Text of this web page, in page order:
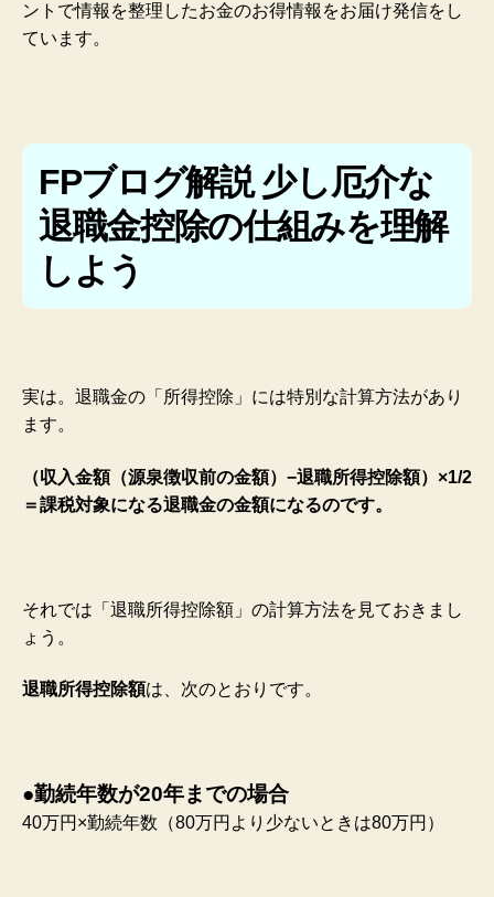
ントで情報を整理したお金のお得情報をお届け発信をし
ています。
FPブログ解説 少し厄介な
退職金控除の仕組みを理解
しよう
実は。退職金の「所得控除」には特別な計算方法があり
ます。
（収入金額（源泉徴収前の金額）−退職所得控除額）×1/2
＝課税対象になる退職金の金額になるのです。
それでは「退職所得控除額」の計算方法を見ておきまし
ょう。
退職所得控除額は、次のとおりです。
●勤続年数が20年までの場合
40万円×勤続年数（80万円より少ないときは80万円）